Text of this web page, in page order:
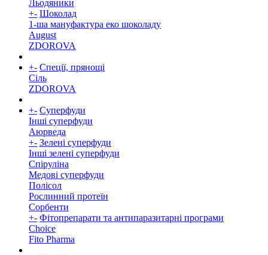
Льодяники
+- Шоколад
1-ша мануфактура еко шоколаду
August
ZDOROVA
+- Спеції, прянощі
Cіль
ZDOROVA
+- Суперфуди
Інші суперфуди
Аюрведа
+- Зелені суперфуди
Інші зелені суперфуди
Спіруліна
Медові суперфуди
Полісол
Рослинний протеїн
Сорбенти
+- Фітопрепарати та антипаразитарні програми
Choice
Fito Pharma